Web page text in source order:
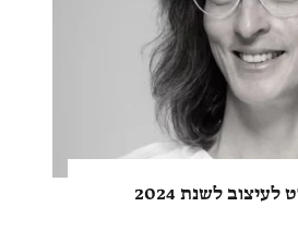
פרס שר התרבות והספורט לעיצוב לשנת 2024